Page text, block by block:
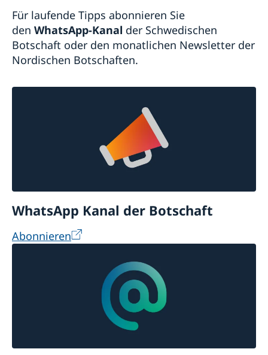
Soziale Medien und Newsletter
Die Botschafterin
Schweden in Deutschland
Business Sweden
Schwedische Handelskammer und Unternehmen
AllBright Stiftung
Sonstige Vereine
Schwedische Kirchen
Schwedisch einkaufen
Deutschland in Schweden
Für laufende Tipps abonnieren Sie
den WhatsApp-Kanal der Schwedischen
Botschaft oder den monatlichen Newsletter der
Nordischen Botschaften.
WhatsApp Kanal der Botschaft
Abonnieren